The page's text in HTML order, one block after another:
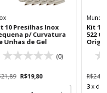
10 Presilhas Inox
p/ Curvatura
Unhas de Gel
(0)
R$19,80
Kit
522
3 x de